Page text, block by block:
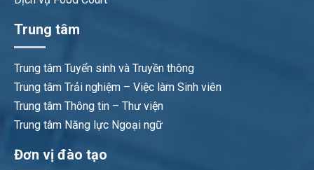
Trung tâm
Trung tâm Tuyển sinh và Truyền thông
Trung tâm Trải nghiệm – Việc làm Sinh viên
Trung tâm Thông tin – Thư viện
Trung tâm Năng lực Ngoại ngữ
Đơn vị đào tạo